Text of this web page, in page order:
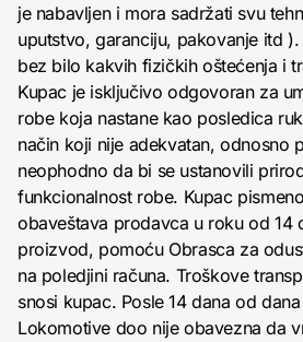
je nabavljen i mora sadržati svu
uputstvo, garanciju, pakovanje itd
bez bilo kakvih fizičkih oštećenja i
Kupac je isključivo odgovoran za
robe koja nastane kao posledica
način koji nije adekvatan, odnosno
neophodno da bi se ustanovili
funkcionalnost robe. Kupac
obaveštava prodavca u roku od 14
proizvod, pomoću Obrasca za
na poledjini računa. Troškove
snosi kupac. Posle 14 dana od
Lokomotive doo nije obavezna da